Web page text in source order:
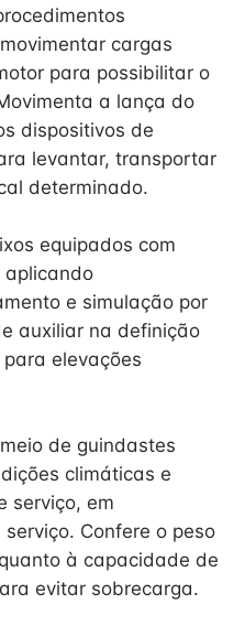
cargas
para possibilitar o
a lança do
dispositivos de
levantar, transportar
determinado.
equipados com
aplicando
e simulação por
auxiliar na definição
elevações
de guindastes
climáticas e
serviço, em
Confere o peso
à capacidade de
evitar sobrecarga.